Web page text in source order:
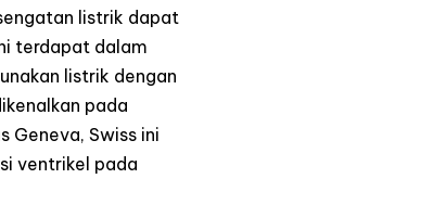
listrik dapat
terdapat dalam
listrik dengan
pada
Geneva, Swiss ini
ventrikel pada